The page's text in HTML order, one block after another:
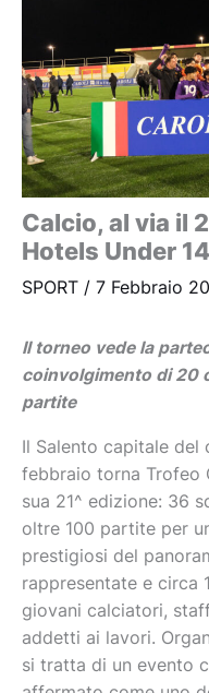
Calcio, al via il
Hotels Under 14
SPORT / 7 Febbraio
Il torneo vede la
coinvolgimento di 20
partite
Il Salento capitale del
febbraio torna Trofeo
sua 21^ edizione: 36
oltre 100 partite per
prestigiosi del
rappresentate e circa
giovani calciatori,
addetti ai lavori.
si tratta di un evento